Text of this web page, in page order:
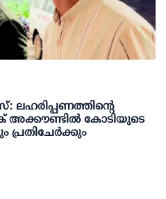
അക്കൗണ്ടില്‍ കോടിയുടെ
പ്രതിചേര്‍ക്കും